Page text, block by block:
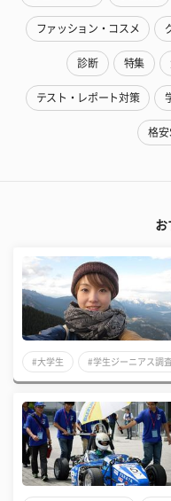
ファッション・コスメ
診断 特集
テスト・レポート対策
格安
お
#大学生 #学生ジーニアス調